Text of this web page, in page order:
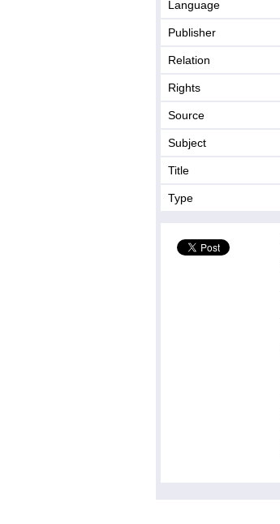
Language
Publisher
Relation
Rights
Source
Subject
Title
Type